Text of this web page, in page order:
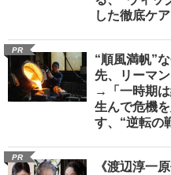
した徹底ケ
PR
“順風満帆”
先、リーマ
→「一時期
生んで危機
す、“逆転の
PR
《渡辺淳一